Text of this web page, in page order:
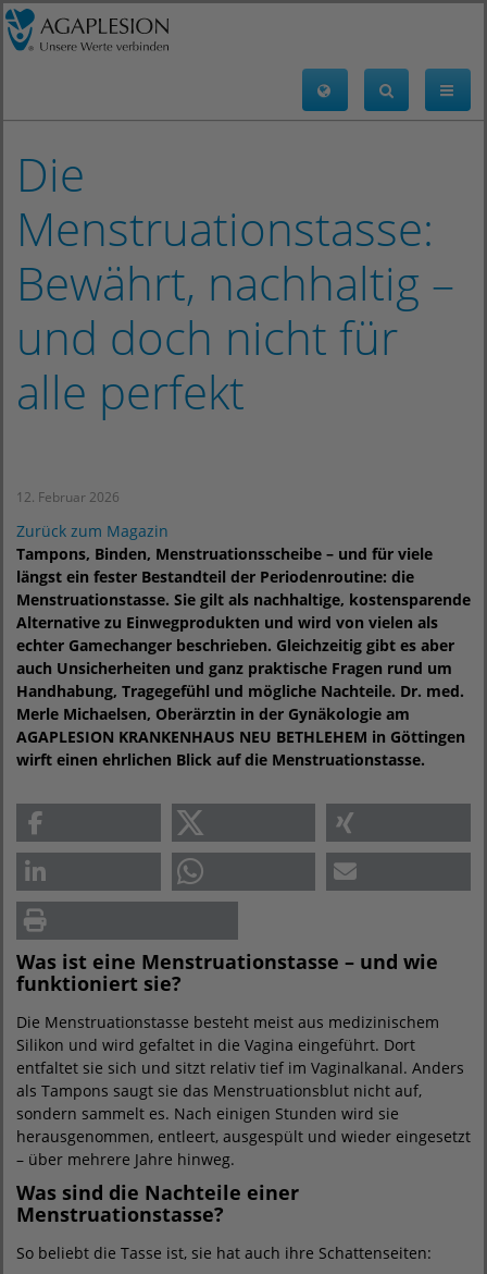
Die
Menstruationstasse:
Bewährt, nachhaltig –
und doch nicht für
alle perfekt
12. Februar 2026
Zurück zum Magazin
Tampons, Binden, Menstruationsscheibe – und für viele
längst ein fester Bestandteil der Periodenroutine: die
Menstruationstasse. Sie gilt als nachhaltige, kostensparende
Alternative zu Einwegprodukten und wird von vielen als
echter Gamechanger beschrieben. Gleichzeitig gibt es aber
auch Unsicherheiten und ganz praktische Fragen rund um
Handhabung, Tragegefühl und mögliche Nachteile. Dr. med.
Merle Michaelsen, Oberärztin in der Gynäkologie am
AGAPLESION KRANKENHAUS NEU BETHLEHEM in Göttingen
wirft einen ehrlichen Blick auf die Menstruationstasse.
Was ist eine Menstruationstasse – und wie
funktioniert sie?
Die Menstruationstasse besteht meist aus medizinischem
Silikon und wird gefaltet in die Vagina eingeführt. Dort
entfaltet sie sich und sitzt relativ tief im Vaginalkanal. Anders
als Tampons saugt sie das Menstruationsblut nicht auf,
sondern sammelt es. Nach einigen Stunden wird sie
herausgenommen, entleert, ausgespült und wieder eingesetzt
– über mehrere Jahre hinweg.
Was sind die Nachteile einer
Menstruationstasse?
So beliebt die Tasse ist, sie hat auch ihre Schattenseiten: